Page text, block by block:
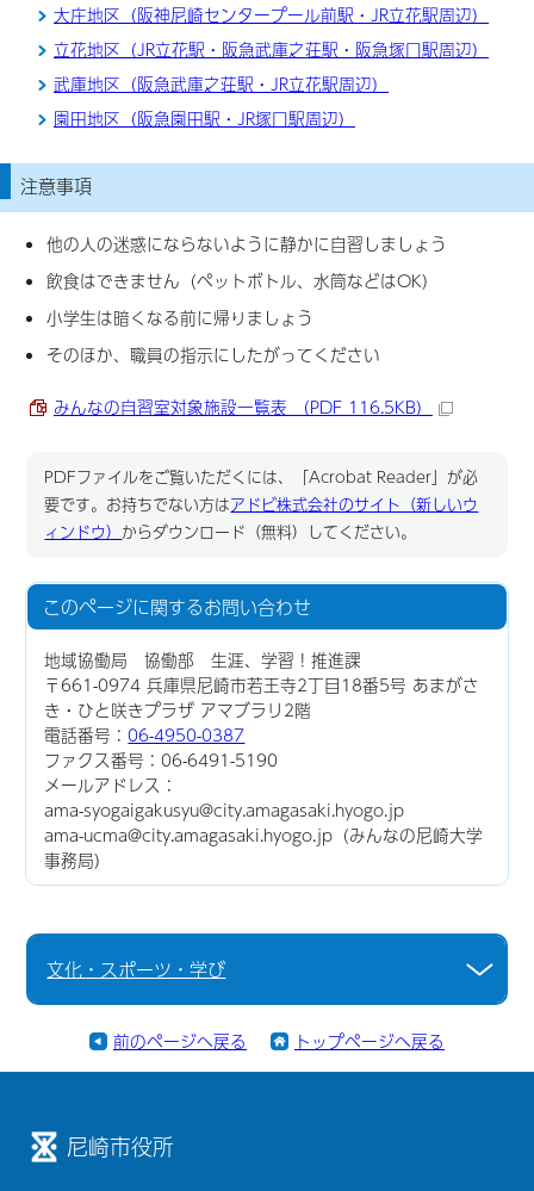
大庄地区（阪神尼崎センタープール前駅・JR立花駅周辺）
立花地区（JR立花駅・阪急武庫之荘駅・阪急塚口駅周辺）
武庫地区（阪急武庫之荘駅・JR立花駅周辺）
園田地区（阪急園田駅・JR塚口駅周辺）
注意事項
他の人の迷惑にならないように静かに自習しましょう
飲食はできません（ペットボトル、水筒などはOK）
小学生は暗くなる前に帰りましょう
そのほか、職員の指示にしたがってください
みんなの自習室対象施設一覧表 （PDF 116.5KB）
PDFファイルをご覧いただくには、「Acrobat Reader」が必
要です。お持ちでない方はアドビ株式会社のサイト（新しいウ
ィンドウ） からダウンロード（無料）してください。
このページに関するお問い合わせ
地域協働局 協働部 生涯、学習！推進課
〒661-0974 兵庫県尼崎市若王寺2丁目18番5号 あまがさ
き・ひと咲きプラザ アマブラリ2階
電話番号：06-4950-0387
ファクス番号：06-6491-5190
メールアドレス：
ama-syogaigakusyu@city.amagasaki.hyogo.jp
ama-ucma@city.amagasaki.hyogo.jp（みんなの尼崎大学
事務局）
文化・スポーツ・学び
前のページへ戻る トップページへ戻る
尼崎市役所